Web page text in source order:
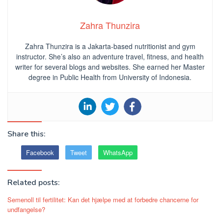
Zahra Thunzira
Zahra Thunzira is a Jakarta-based nutritionist and gym
instructor. She’s also an adventure travel, fitness, and health
writer for several blogs and websites. She earned her Master
degree in Public Health from University of Indonesia.
Share this:
Facebook Tweet WhatsApp
Related posts:
Semenoll til fertilitet: Kan det hjælpe med at forbedre chancerne for
undfangelse?